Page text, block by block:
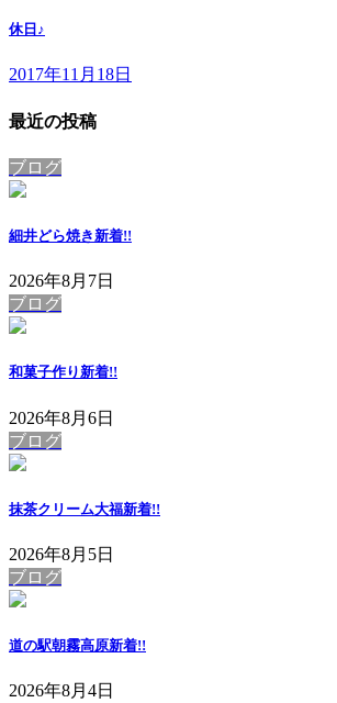
休日♪
2017年11月18日
最近の投稿
ブログ
細井どら焼き新着!!
2026年8月7日
ブログ
和菓子作り新着!!
2026年8月6日
ブログ
抹茶クリーム大福新着!!
2026年8月5日
ブログ
道の駅朝霧高原新着!!
2026年8月4日